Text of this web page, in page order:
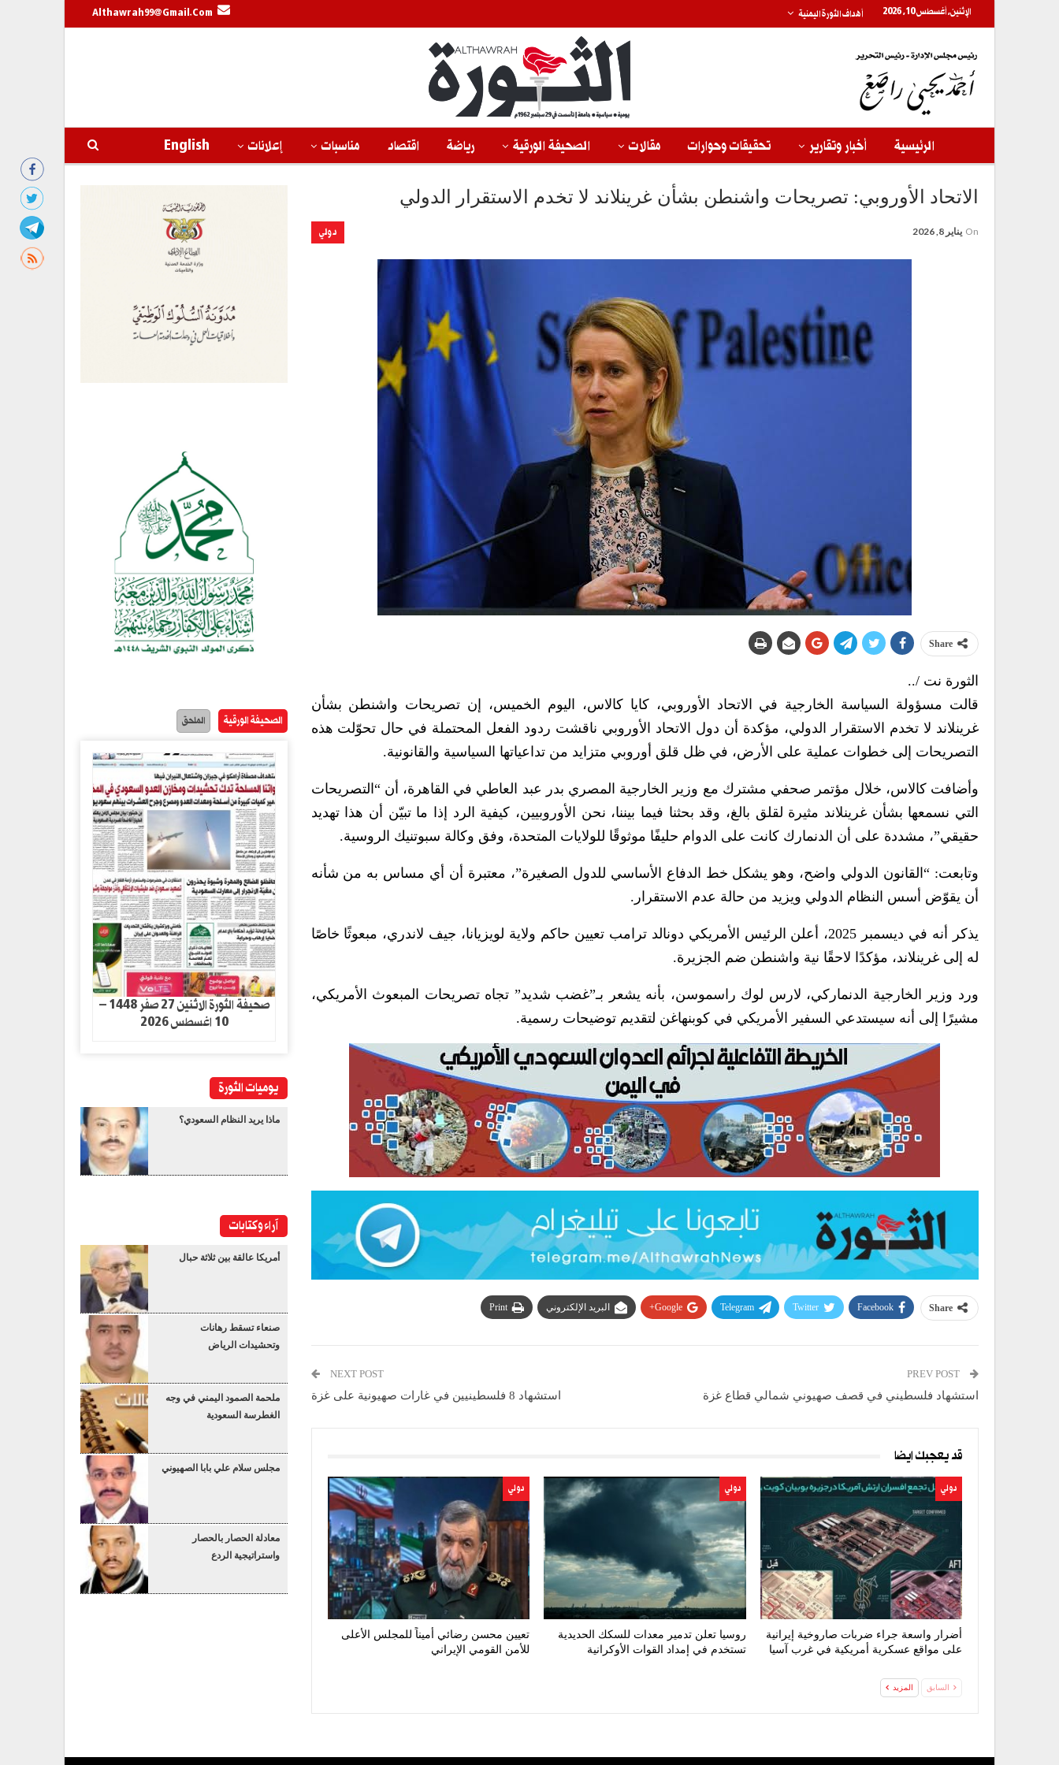
الإثنين, أغسطس 10, 2026 أهداف الثورة اليمنية Althawrah99@gmail.com
الرئيسية أخبار وتقارير تحقيقات وحوارات مقالات الصحيفة الورقية رياضة اقتصاد مناسبات إعلانات English
الاتحاد الأوروبي: تصريحات واشنطن بشأن غرينلاند لا تخدم الاستقرار الدولي
دولي On يناير 8, 2026
Share
الثورة نت /..
قالت مسؤولة السياسة الخارجية في الاتحاد الأوروبي، كايا كالاس، اليوم الخميس، إن تصريحات واشنطن بشأن
غرينلاند لا تخدم الاستقرار الدولي، مؤكدة أن دول الاتحاد الأوروبي ناقشت ردود الفعل المحتملة في حال تحوّلت هذه
التصريحات إلى خطوات عملية على الأرض، في ظل قلق أوروبي متزايد من تداعياتها السياسية والقانونية.
وأضافت كالاس، خلال مؤتمر صحفي مشترك مع وزير الخارجية المصري بدر عبد العاطي في القاهرة، أن “التصريحات
التي نسمعها بشأن غرينلاند مثيرة لقلق بالغ، وقد بحثنا فيما بيننا، نحن الأوروبيين، كيفية الرد إذا ما تبيّن أن هذا تهديد
حقيقي”، مشددة على أن الدنمارك كانت على الدوام حليفًا موثوقًا للولايات المتحدة، وفق وكالة سبوتنيك الروسية.
وتابعت: “القانون الدولي واضح، وهو يشكل خط الدفاع الأساسي للدول الصغيرة”، معتبرة أن أي مساس به من شأنه
أن يقوّض أسس النظام الدولي ويزيد من حالة عدم الاستقرار.
يذكر أنه في ديسمبر 2025، أعلن الرئيس الأمريكي دونالد ترامب تعيين حاكم ولاية لويزيانا، جيف لاندري، مبعوثًا خاصًا
له إلى غرينلاند، مؤكدًا لاحقًا نية واشنطن ضم الجزيرة.
ورد وزير الخارجية الدنماركي، لارس لوك راسموسن، بأنه يشعر بـ”غضب شديد” تجاه تصريحات المبعوث الأمريكي،
مشيرًا إلى أنه سيستدعي السفير الأمريكي في كوبنهاغن لتقديم توضيحات رسمية.
Share
Facebook
Twitter
Telegram
Google+ البريد الإلكتروني Print
استشهاد فلسطيني في قصف صهيوني شمالي قطاع غزة
NEXT POST
استشهاد 8 فلسطينيين في غارات صهيونية على غزة
قد يعجبك ايضا
دولي
أضرار واسعة جراء ضربات صاروخية إيرانية
على مواقع عسكرية أمريكية في غرب آسيا
دولي
روسيا تعلن تدمير معدات للسكك الحديدية
تستخدم في إمداد القوات الأوكرانية
دولي
تعيين محسن رضائي أميناً للمجلس الأعلى
للأمن القومي الإيراني
السابق المزيد
الصحيفة الورقية الملحق
صحيفة الثورة الاثنين 27 صفر 1448 –
10 اغسطس 2026
يوميات الثورة
ماذا يريد النظام السعودي؟
آراء وكتابات
أمريكا عالقة بين ثلاثة حبال
صنعاء تسقط رهانات
وتحشيدات الرياض
ملحمة الصمود اليمني في وجه
الغطرسة السعودية
مجلس سلام علي بابا الصهيوني
معادلة الحصار بالحصار
واستراتيجية الردع